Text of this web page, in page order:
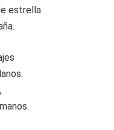
estrella